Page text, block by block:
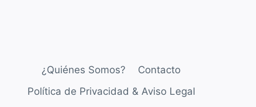
¿Quiénes Somos?
Contacto
Política de Privacidad & Aviso Legal